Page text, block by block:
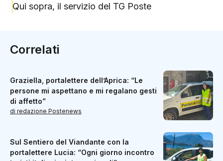
Qui sopra, il servizio del TG Poste
Correlati
Graziella, portalettere dell’Aprica: “Le
persone mi aspettano e mi regalano gesti
di affetto”
di redazione Postenews
Sul Sentiero del Viandante con la
portalettere Lucia: “Ogni giorno incontro